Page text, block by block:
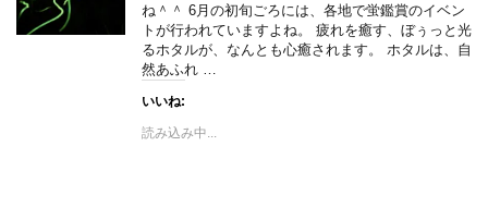
ね＾＾ 6月の初旬ごろには、各地で蛍鑑賞のイベン
トが行われていますよね。 疲れを癒す、ぼぅっと光
るホタルが、なんとも心癒されます。 ホタルは、自
然あふれ …
いいね:
読み込み中...